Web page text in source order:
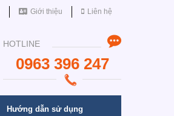
Giới thiệu Liên hệ
HOTLINE
0963 396 247
Hướng dẫn sử dụng